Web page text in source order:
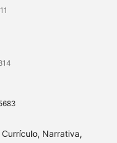
Narrativa,